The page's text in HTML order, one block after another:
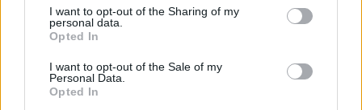
not limited to your visit or usage behaviour. You may click to
grant or deny consent to Google and its third-party tags to
use your data for below specified purposes in below Google
consent section.
I want to opt-out of the Sharing of my
personal data.
Opted In
I want to opt-out of the Sale of my
Personal Data.
Opted In
σε 2 λεπτά πριν το ταξίδι